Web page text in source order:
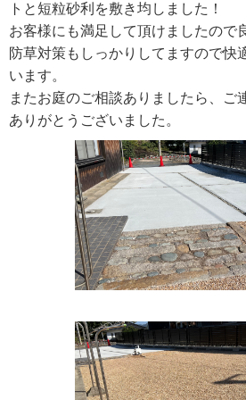
トと短粒砂利を敷き均しました！
お客様にも満足して頂けましたので
防草対策もしっかりしてますので快
います。
またお庭のご相談ありましたら、ご
ありがとうございました。